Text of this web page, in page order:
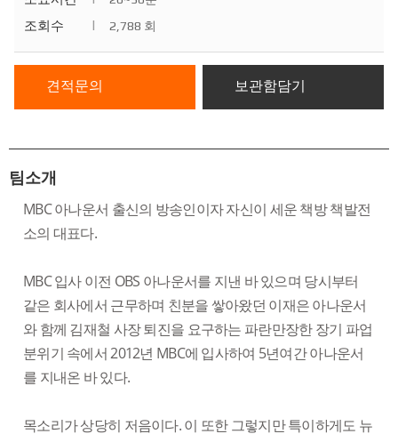
조회수 | 2,788 회
견적문의 보관함담기
팀소개
MBC 아나운서 출신의 방송인이자 자신이 세운 책방 책발전
소의 대표다.
MBC 입사 이전 OBS 아나운서를 지낸 바 있으며 당시부터
같은 회사에서 근무하며 친분을 쌓아왔던 이재은 아나운서
와 함께 김재철 사장 퇴진을 요구하는 파란만장한 장기 파업
분위기 속에서 2012년 MBC에 입사하여 5년여간 아나운서
를 지내온 바 있다.
목소리가 상당히 저음이다. 이 또한 그렇지만 특이하게도 뉴